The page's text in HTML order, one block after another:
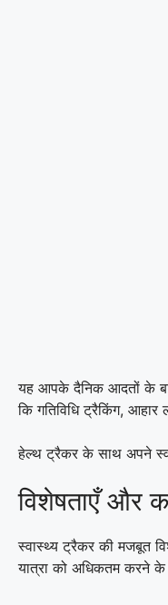
यह आपके दैनिक आदतों के
कि गतिविधि ट्रैकिंग, आहार
हेल्थ ट्रैकर के साथ अपने
विशेषताएँ और
स्वास्थ्य ट्रैकर की मजबूत
यात्रा को अधिकतम करने के